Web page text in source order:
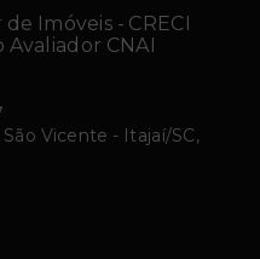
Imóveis - CRECI
Avaliador CNAI
São Vicente - Itajaí/SC,